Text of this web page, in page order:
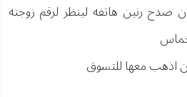
رنين هاتفه لينظر لرقم زوجته
اذهب معها للتسوق